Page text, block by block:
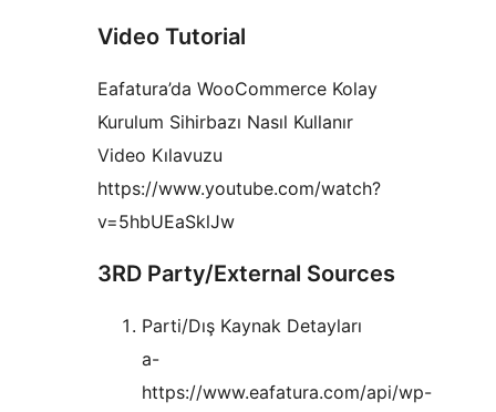
Video Tutorial
Eafatura’da WooCommerce Kolay
Kurulum Sihirbazı Nasıl Kullanır
Video Kılavuzu
https://www.youtube.com/watch?
v=5hbUEaSklJw
3RD Party/External Sources
Parti/Dış Kaynak Detayları
a-
https://www.eafatura.com/api/wp-